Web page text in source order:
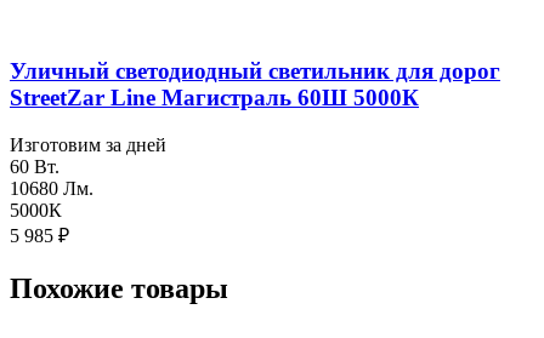
Уличный светодиодный светильник для дорог
StreetZar Line Магистраль 60Ш 5000К
Изготовим за дней
60 Вт.
10680 Лм.
5000К
5 985 ₽
Похожие товары